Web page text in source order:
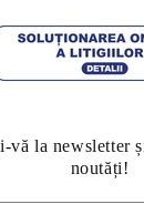
vă la newsletter
noutăți!